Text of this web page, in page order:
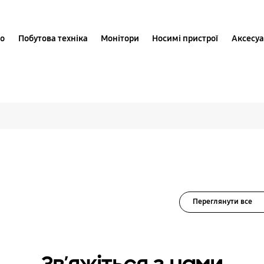
Побутова техніка Монітори Носимі пристрої
Переглянути все